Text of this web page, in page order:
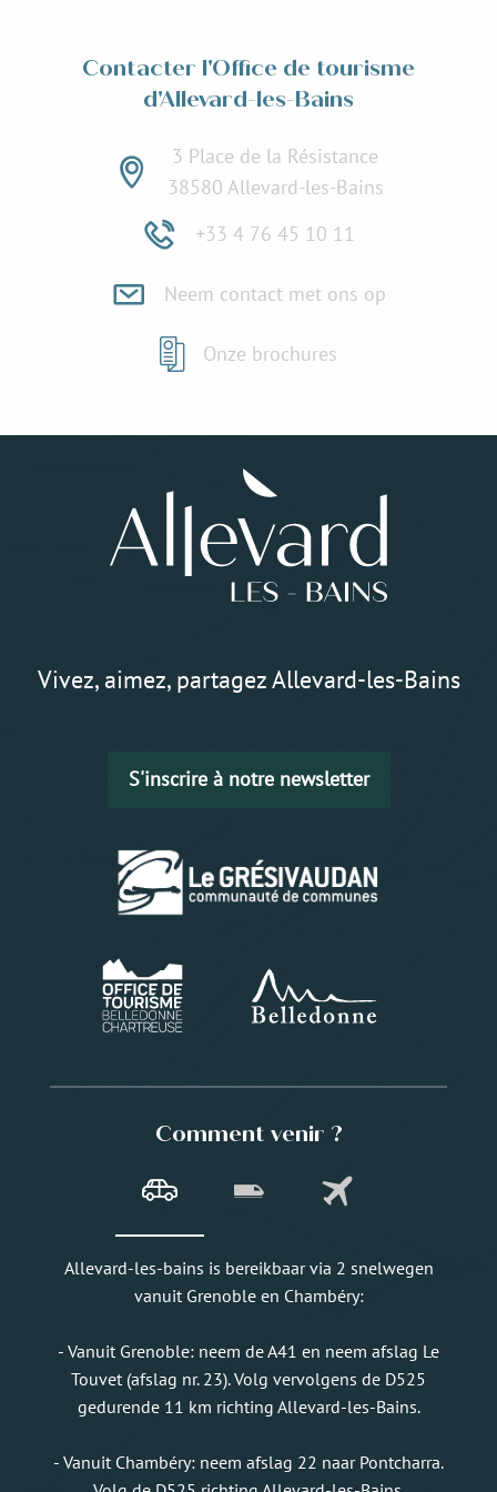
Contacter l'Office de tourisme
d'Allevard-les-Bains
3 Place de la Résistance
38580 Allevard-les-Bains
+33 4 76 45 10 11
Neem contact met ons op
Onze brochures
Vivez, aimez, partagez Allevard-les-Bains
S'inscrire à notre newsletter
Comment venir ?
Allevard-les-bains is bereikbaar via 2 snelwegen
vanuit Grenoble en Chambéry:
- Vanuit Grenoble: neem de A41 en neem afslag Le
Touvet (afslag nr. 23). Volg vervolgens de D525
gedurende 11 km richting Allevard-les-Bains.
- Vanuit Chambéry: neem afslag 22 naar Pontcharra.